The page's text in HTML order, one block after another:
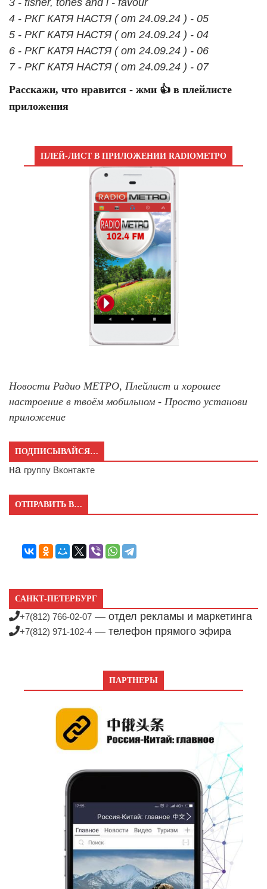
3 - fisher, tones and i - favour
4 - РКГ КАТЯ НАСТЯ ( от 24.09.24 ) - 05
5 - РКГ КАТЯ НАСТЯ ( от 24.09.24 ) - 04
6 - РКГ КАТЯ НАСТЯ ( от 24.09.24 ) - 06
7 - РКГ КАТЯ НАСТЯ ( от 24.09.24 ) - 07
Расскажи, что нравится - жми 👍 в плейлисте
приложения
ПЛЕЙ-ЛИСТ В ПРИЛОЖЕНИИ RADIOМЕТРО
Новости Радио МЕТРО, Плейлист и хорошее
настроение в твоём мобильном - Просто установи
приложение
ПОДПИСЫВАЙСЯ…
на группу Вконтакте
ОТПРАВИТЬ В…
САНКТ-ПЕТЕРБУРГ
+7(812) 766-02-07 — отдел рекламы и маркетинга
+7(812) 971-102-4 — телефон прямого эфира
ПАРТНЕРЫ